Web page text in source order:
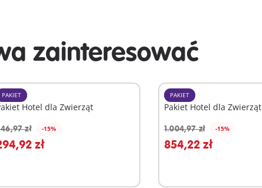
zainteresować
PAKIET
Hotel dla Zwierząt
zł -15%
zł
Dodaj do koszyka
PAKIET
Pakiet Hotel dla Zwierząt
1.004,97 zł -15%
854,22 zł
Dodaj do koszyka